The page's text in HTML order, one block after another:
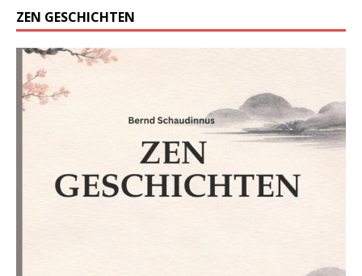
ZEN GESCHICHTEN